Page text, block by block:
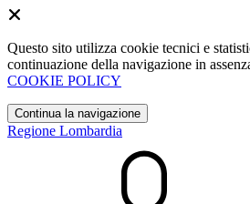
Questo sito utilizza cookie tecnici e
continuazione della navigazione in
COOKIE POLICY
Continua la navigazione
Regione Lombardia